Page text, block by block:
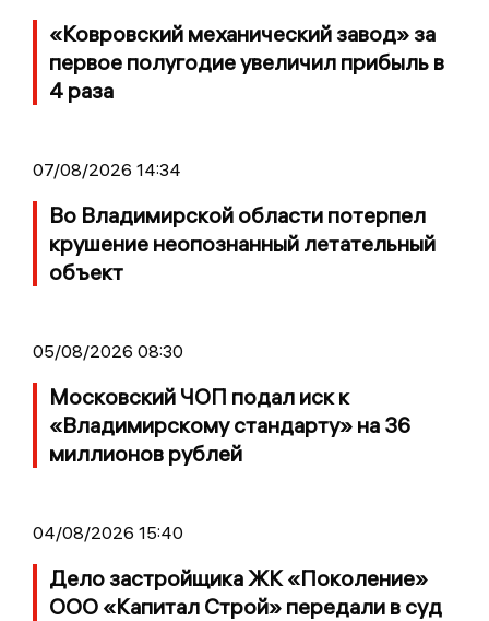
«Ковровский механический завод» за
первое полугодие увеличил прибыль в
4 раза
07/08/2026 14:34
Во Владимирской области потерпел
крушение неопознанный летательный
объект
05/08/2026 08:30
Московский ЧОП подал иск к
«Владимирскому стандарту» на 36
миллионов рублей
04/08/2026 15:40
Дело застройщика ЖК «Поколение»
ООО «Капитал Строй» передали в суд